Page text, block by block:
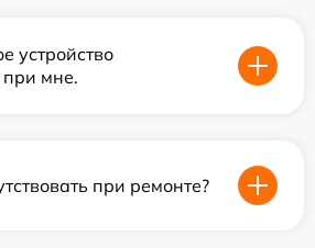
устройство
мне.
при ремонте?